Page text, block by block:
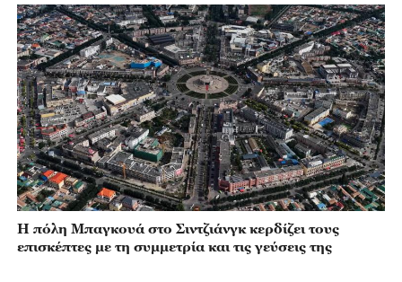
Η πόλη Μπαγκουά στο Σιντζιάνγκ κερδίζει τους
επισκέπτες με τη συμμετρία και τις γεύσεις της